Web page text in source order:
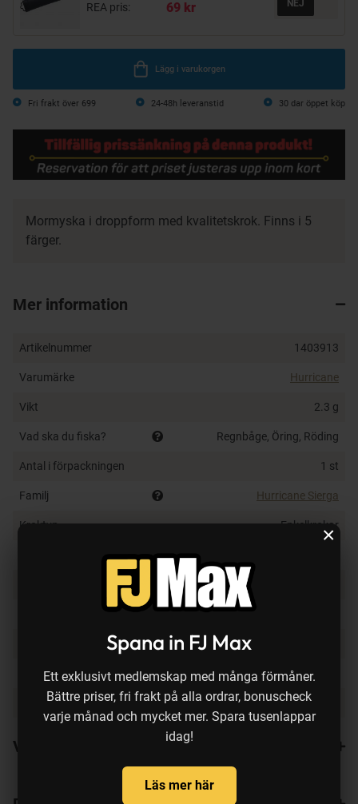
Spana in FJ Max
Ett exklusivt medlemskap med många förmåner.
Bättre priser, fri frakt på alla ordrar, bonuscheck
varje månad och mycket mer. Spara tusenlappar
idag!
Läs mer här
×
REA pris:
69 kr
Lägg i varukorgen
Fri frakt över 699 24-48h leveranstid 30 dar öppet köp
Mormyska i droppform med kvalitetskrok. Finns i 5
färger.
Mer information
Artikelnummer 1403913
Varumärke Hurricane
Vikt 2.3 g
Vad ska du fiska? Regnbåge, Öring, Röding
Antal i förpackningen 1 st
Familj Hurricane Sierga
Kroktyp Enkelkrokar
Storleksuppgift saknas
Fiskedjup Varierbart
Färg på bete Firetiger
Varianter